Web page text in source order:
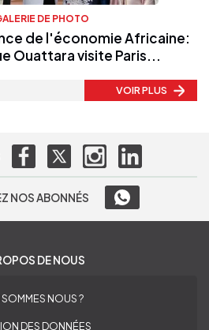
DE PHOTO
de l'économie Africaine:
Ouattara visite Paris...
VOIR PLUS
NOS ABONNÉS
DE NOUS
NOUS ?
DES DONNÉES